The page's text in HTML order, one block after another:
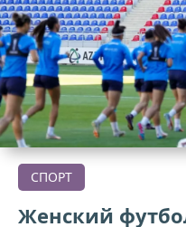
СПОРТ
Женский